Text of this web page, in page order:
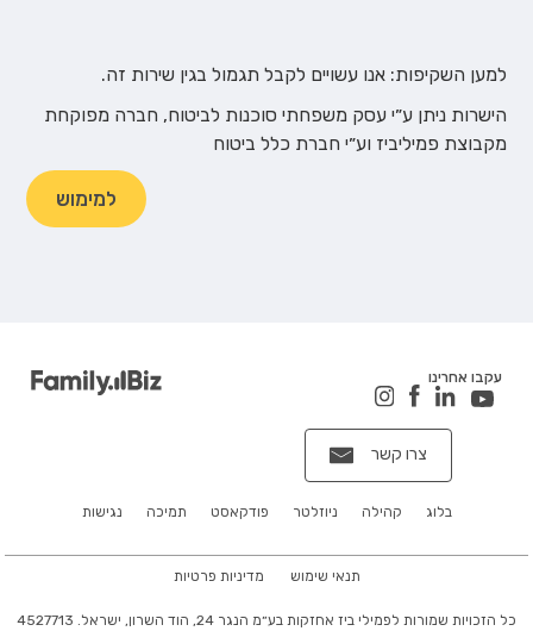
למען השקיפות: אנו עשויים לקבל תגמול בגין שירות זה.
הישרות ניתן ע״י עסק משפחתי סוכנות לביטוח, חברה מפוקחת
מקבוצת פמיליביז וע״י חברת כלל ביטוח
למימוש
צרו קשר
נגישות תמיכה פודקאסט ניוזלטר קהילה בלוג
עקבו אחרינו
מדיניות פרטיות תנאי שימוש
כל הזכויות שמורות לפמילי ביז אחזקות בע״מ הנגר 24, הוד השרון, ישראל. 4527713